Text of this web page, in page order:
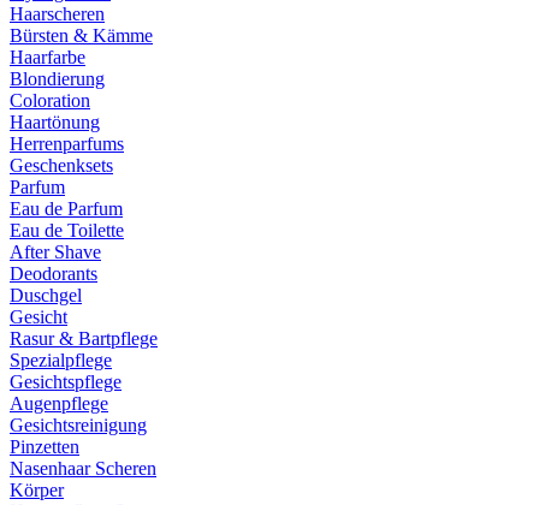
Haarscheren
Bürsten & Kämme
Haarfarbe
Blondierung
Coloration
Haartönung
Herrenparfums
Geschenksets
Parfum
Eau de Parfum
Eau de Toilette
After Shave
Deodorants
Duschgel
Gesicht
Rasur & Bartpflege
Spezialpflege
Gesichtspflege
Augenpflege
Gesichtsreinigung
Pinzetten
Nasenhaar Scheren
Körper